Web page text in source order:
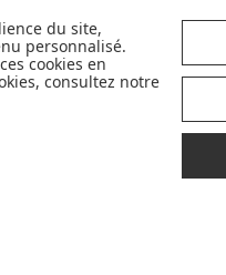
du site,
personnalisé.
cookies en
consultez notre